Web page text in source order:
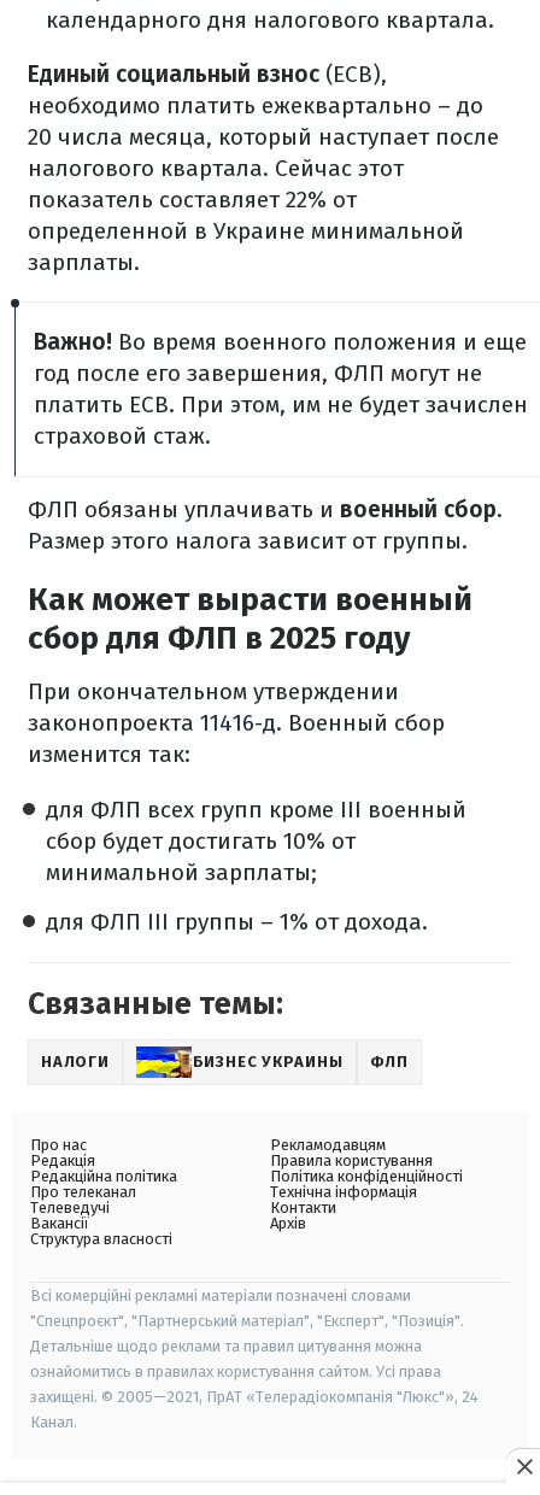
календарного дня налогового квартала.
Единый социальный взнос (ЕСВ),
необходимо платить ежеквартально – до
20 числа месяца, который наступает после
налогового квартала. Сейчас этот
показатель составляет 22% от
определенной в Украине минимальной
зарплаты.
Важно! Во время военного положения и еще
год после его завершения, ФЛП могут не
платить ЕСВ. При этом, им не будет зачислен
страховой стаж.
ФЛП обязаны уплачивать и военный сбор.
Размер этого налога зависит от группы.
Как может вырасти военный
сбор для ФЛП в 2025 году
При окончательном утверждении
законопроекта 11416-д. Военный сбор
изменится так:
для ФЛП всех групп кроме III военный
сбор будет достигать 10% от
минимальной зарплаты;
для ФЛП III группы – 1% от дохода.
Связанные темы:
НАЛОГИ БИЗНЕС УКРАИНЫ ФЛП
Про нас
Редакція
Редакційна політика
Про телеканал
Телеведучі
Вакансії
Структура власності
Рекламодавцям
Правила користування
Політика конфіденційності
Технічна інформація
Контакти
Архів
Всі комерційні рекламні матеріали позначені словами
"Спецпроєкт", "Партнерський матеріал", "Експерт", "Позиція".
Детальніше щодо реклами та правил цитування можна
ознайомитись в правилах користування сайтом. Усі права
захищені. © 2005—2021, ПрАТ «Телерадіокомпанія "Люкс"», 24
Канал.